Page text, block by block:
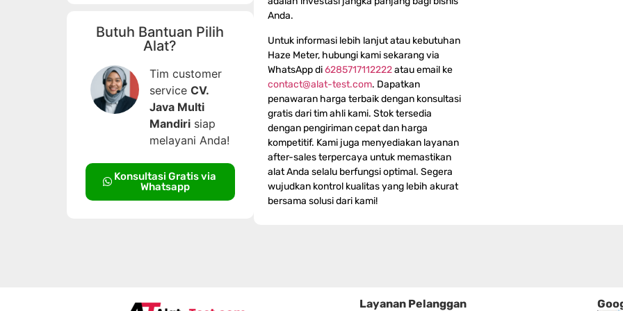
Butuh Bantuan Pilih
Alat?
Tim customer
service CV.
Java Multi
Mandiri siap
melayani Anda!
Konsultasi Gratis via
Whatsapp
Anda.
Untuk informasi lebih lanjut atau kebutuhan
Haze Meter, hubungi kami sekarang via
WhatsApp di6285717112222atau email ke
contact@alat-test.com. Dapatkan
penawaran harga terbaik dengan konsultasi
gratis dari tim ahli kami. Stok tersedia
dengan pengiriman cepat dan harga
kompetitif. Kami juga menyediakan layanan
after-sales terpercaya untuk memastikan
alat Anda selalu berfungsi optimal. Segera
wujudkan kontrol kualitas yang lebih akurat
bersama solusi dari kami!
Layanan Pelanggan